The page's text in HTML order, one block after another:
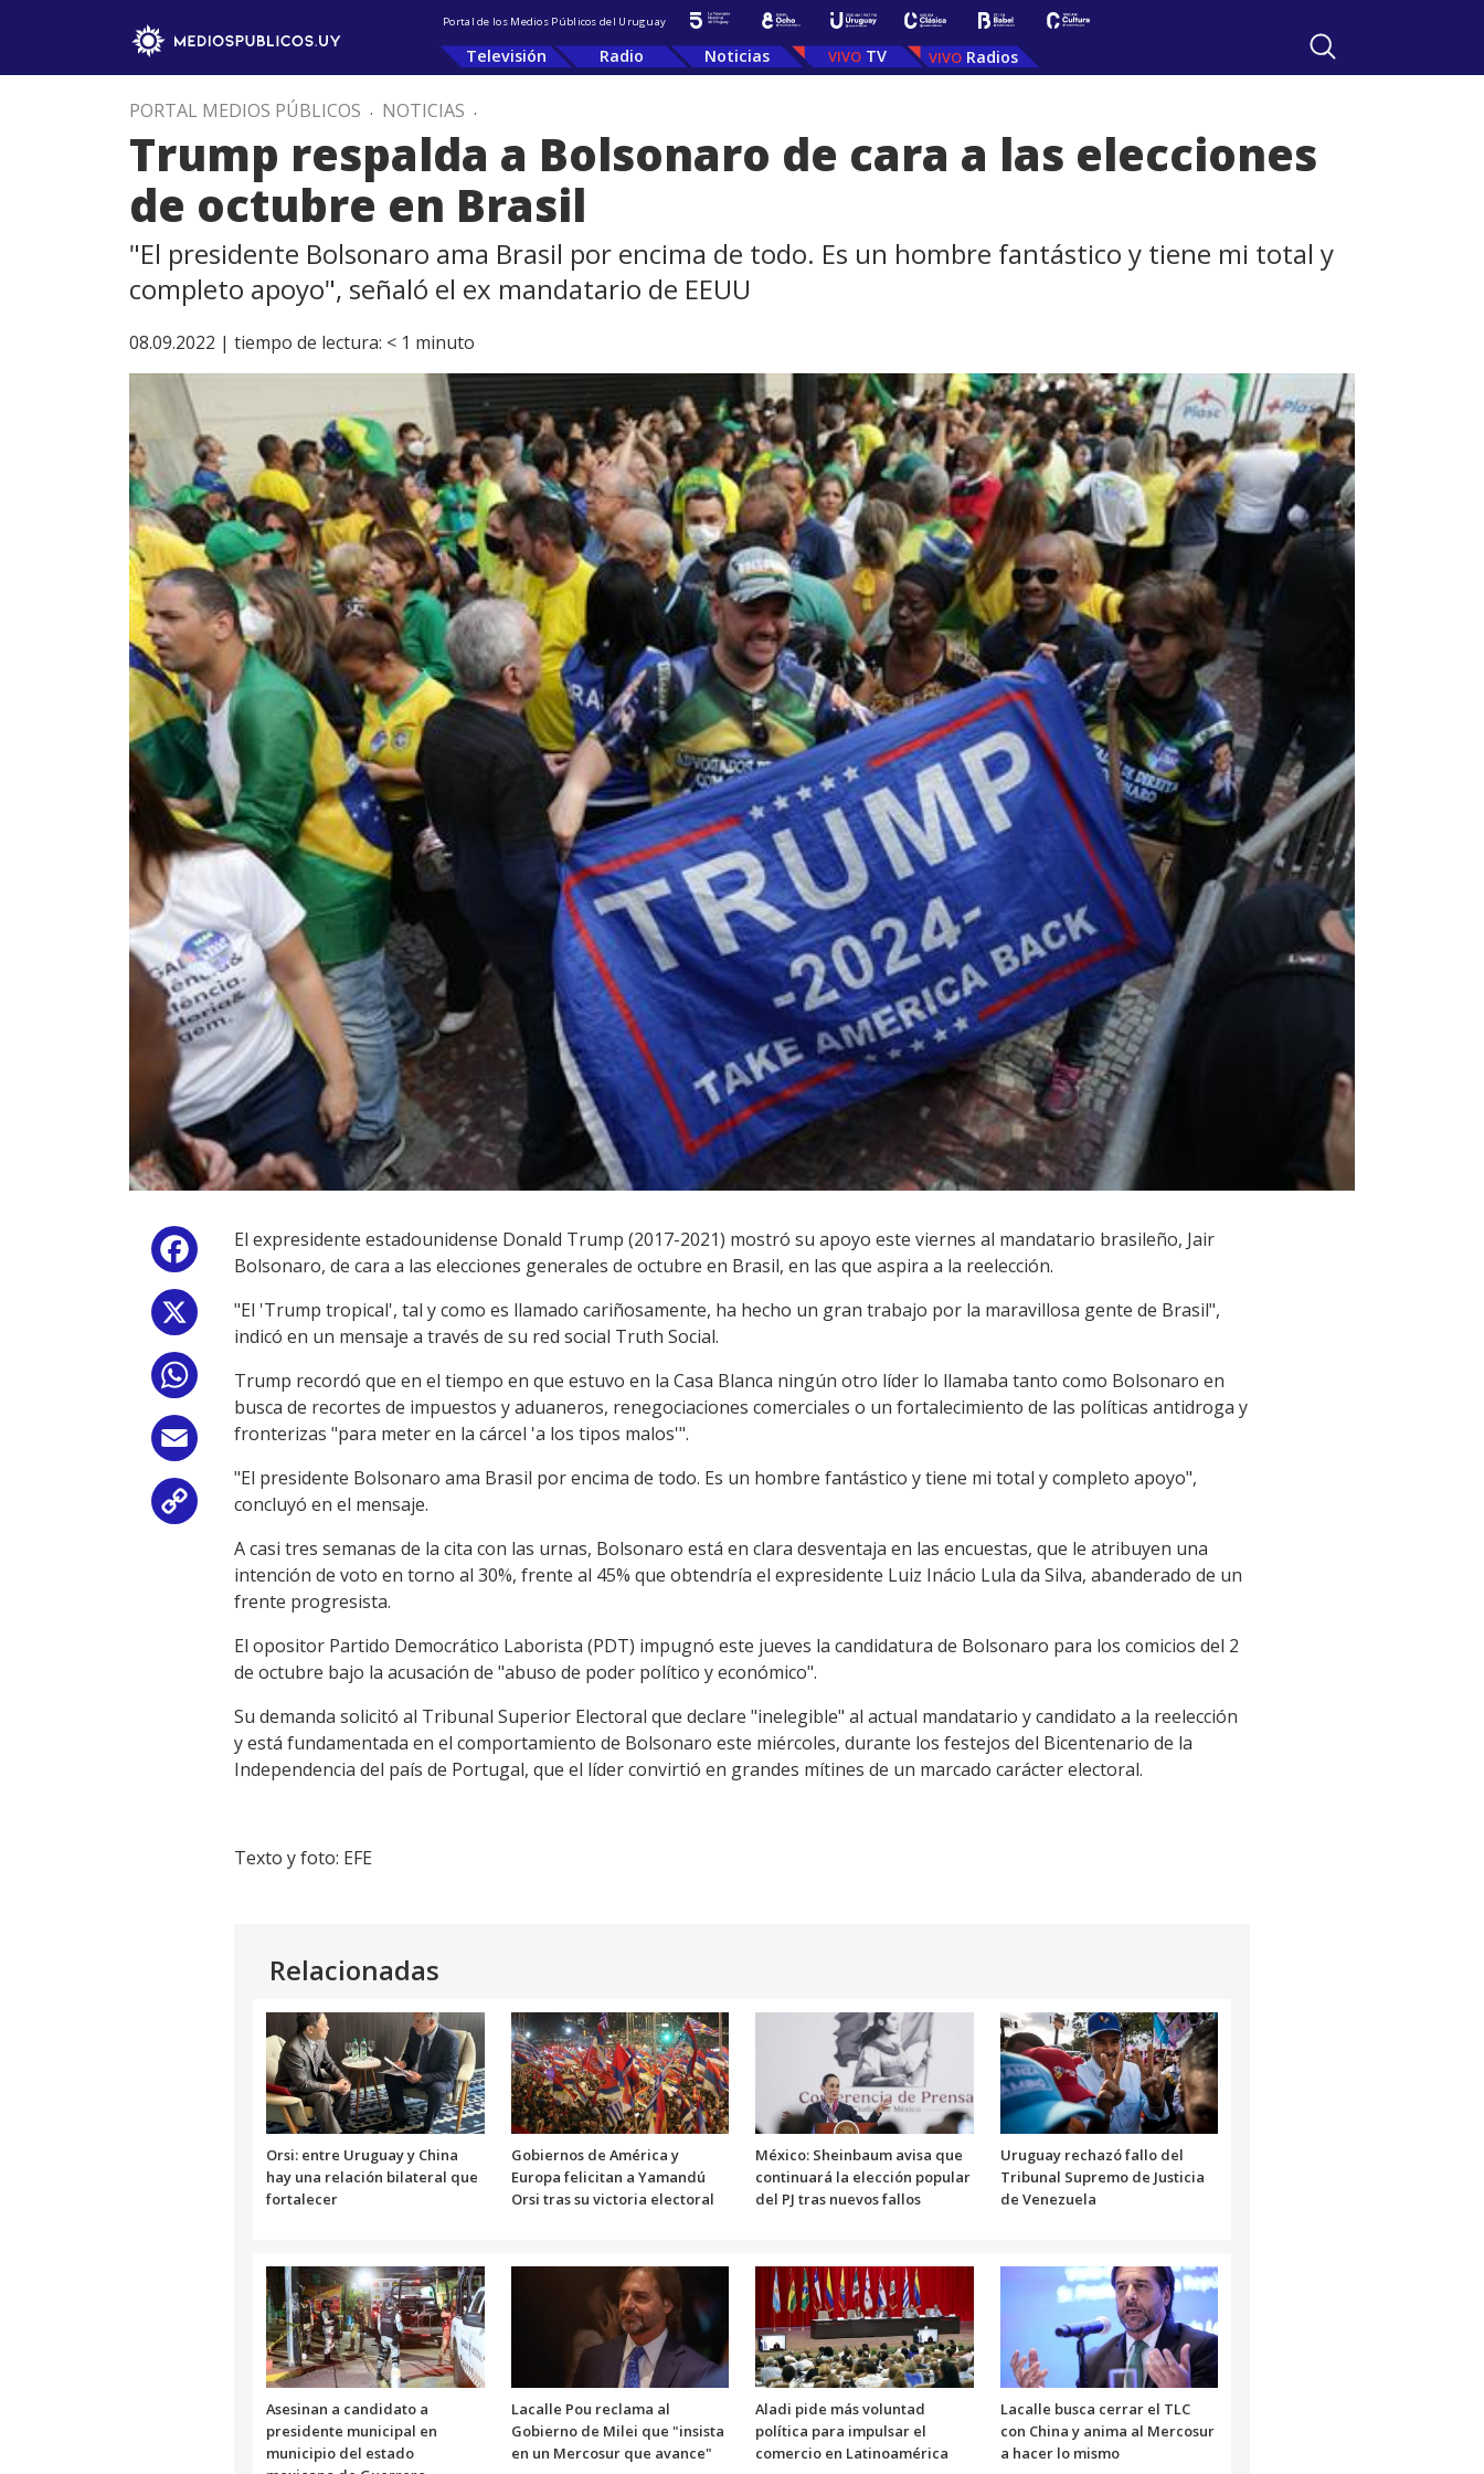
Portal de los Medios Públicos del Uruguay
Televisión Radio Noticias TV Radios
PORTAL MEDIOS PÚBLICOS . NOTICIAS .
Trump respalda a Bolsonaro de cara a las elecciones
de octubre en Brasil
"El presidente Bolsonaro ama Brasil por encima de todo. Es un hombre fantástico y tiene mi total y
completo apoyo", señaló el ex mandatario de EEUU
08.09.2022 | tiempo de lectura: < 1 minuto
Facebook
WhatsApp
Email
Copy
Link
El expresidente estadounidense Donald Trump (2017-2021) mostró su apoyo este viernes al mandatario brasileño, Jair
Bolsonaro, de cara a las elecciones generales de octubre en Brasil, en las que aspira a la reelección.
"El 'Trump tropical', tal y como es llamado cariñosamente, ha hecho un gran trabajo por la maravillosa gente de Brasil",
indicó en un mensaje a través de su red social Truth Social.
Trump recordó que en el tiempo en que estuvo en la Casa Blanca ningún otro líder lo llamaba tanto como Bolsonaro en
busca de recortes de impuestos y aduaneros, renegociaciones comerciales o un fortalecimiento de las políticas antidroga y
fronterizas "para meter en la cárcel 'a los tipos malos'".
"El presidente Bolsonaro ama Brasil por encima de todo. Es un hombre fantástico y tiene mi total y completo apoyo",
concluyó en el mensaje.
A casi tres semanas de la cita con las urnas, Bolsonaro está en clara desventaja en las encuestas, que le atribuyen una
intención de voto en torno al 30%, frente al 45% que obtendría el expresidente Luiz Inácio Lula da Silva, abanderado de un
frente progresista.
El opositor Partido Democrático Laborista (PDT) impugnó este jueves la candidatura de Bolsonaro para los comicios del 2
de octubre bajo la acusación de "abuso de poder político y económico".
Su demanda solicitó al Tribunal Superior Electoral que declare "inelegible" al actual mandatario y candidato a la reelección
y está fundamentada en el comportamiento de Bolsonaro este miércoles, durante los festejos del Bicentenario de la
Independencia del país de Portugal, que el líder convirtió en grandes mítines de un marcado carácter electoral.
Texto y foto: EFE
Relacionadas
Orsi: entre Uruguay y China
hay una relación bilateral que
fortalecer
Gobiernos de América y
Europa felicitan a Yamandú
Orsi tras su victoria electoral
México: Sheinbaum avisa que
continuará la elección popular
del PJ tras nuevos fallos
Uruguay rechazó fallo del
Tribunal Supremo de Justicia
de Venezuela
Asesinan a candidato a
presidente municipal en
municipio del estado
Lacalle Pou reclama al
Gobierno de Milei que "insista
en un Mercosur que avance"
Aladi pide más voluntad
política para impulsar el
comercio en Latinoamérica
Lacalle busca cerrar el TLC
con China y anima al Mercosur
a hacer lo mismo